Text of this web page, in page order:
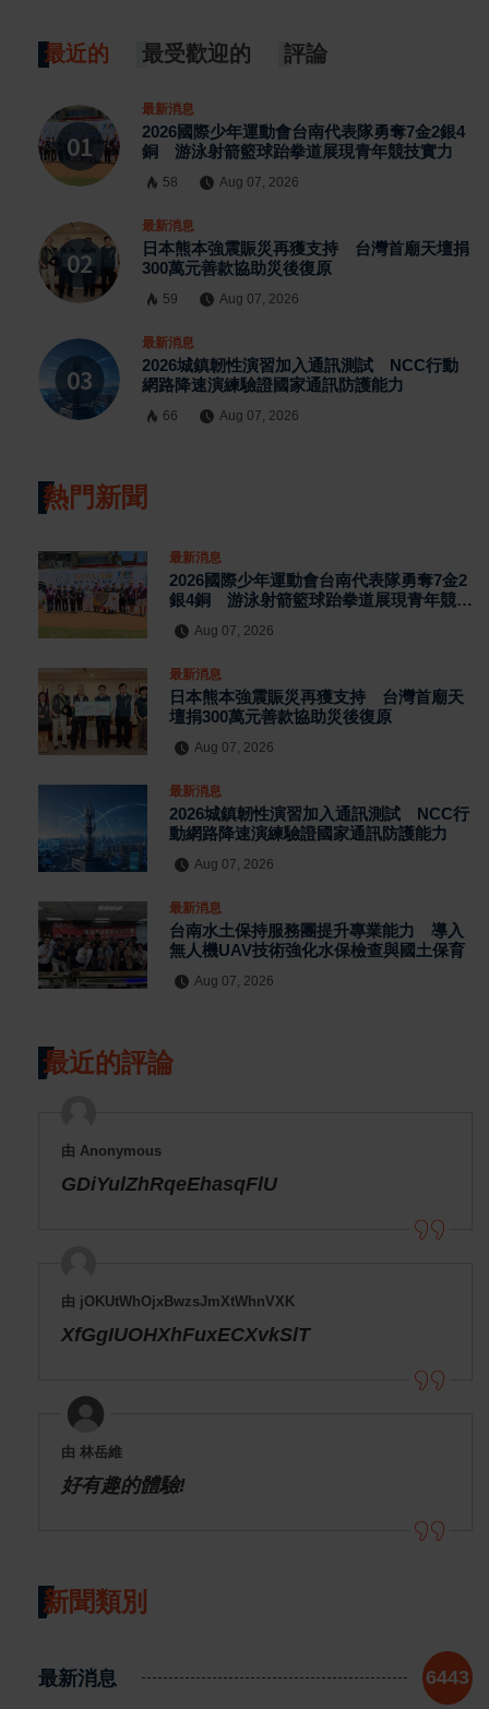
最近的 最受歡迎的 評論
最新消息
2026國際少年運動會台南代表隊勇奪7金2銀4
銅 游泳射箭籃球跆拳道展現青年競技實力
58 Aug 07, 2026
最新消息
日本熊本強震賑災再獲支持 台灣首廟天壇捐
300萬元善款協助災後復原
59 Aug 07, 2026
最新消息
2026城鎮韌性演習加入通訊測試 NCC行動
網路降速演練驗證國家通訊防護能力
66 Aug 07, 2026
熱門新聞
最新消息
2026國際少年運動會台南代表隊勇奪7金2
銀4銅 游泳射箭籃球跆拳道展現青年競技
Aug 07, 2026
最新消息
日本熊本強震賑災再獲支持 台灣首廟天
壇捐300萬元善款協助災後復原
Aug 07, 2026
最新消息
2026城鎮韌性演習加入通訊測試 NCC行
動網路降速演練驗證國家通訊防護能力
Aug 07, 2026
最新消息
台南水土保持服務團提升專業能力 導入
無人機UAV技術強化水保檢查與國土保育
Aug 07, 2026
最近的評論
由 Anonymous
GDiYulZhRqeEhasqFlU
由 jOKUtWhOjxBwzsJmXtWhnVXK
XfGgIUOHXhFuxECXvkSlT
由 林岳維
好有趣的體驗!
新聞類別
最新消息 6443